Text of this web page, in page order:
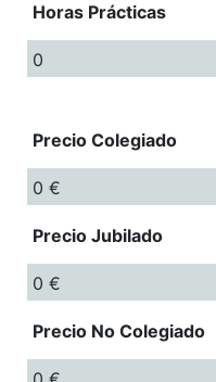
Horas Prácticas
0
Precio Colegiado
0 €
Precio Jubilado
0 €
Precio No Colegiado